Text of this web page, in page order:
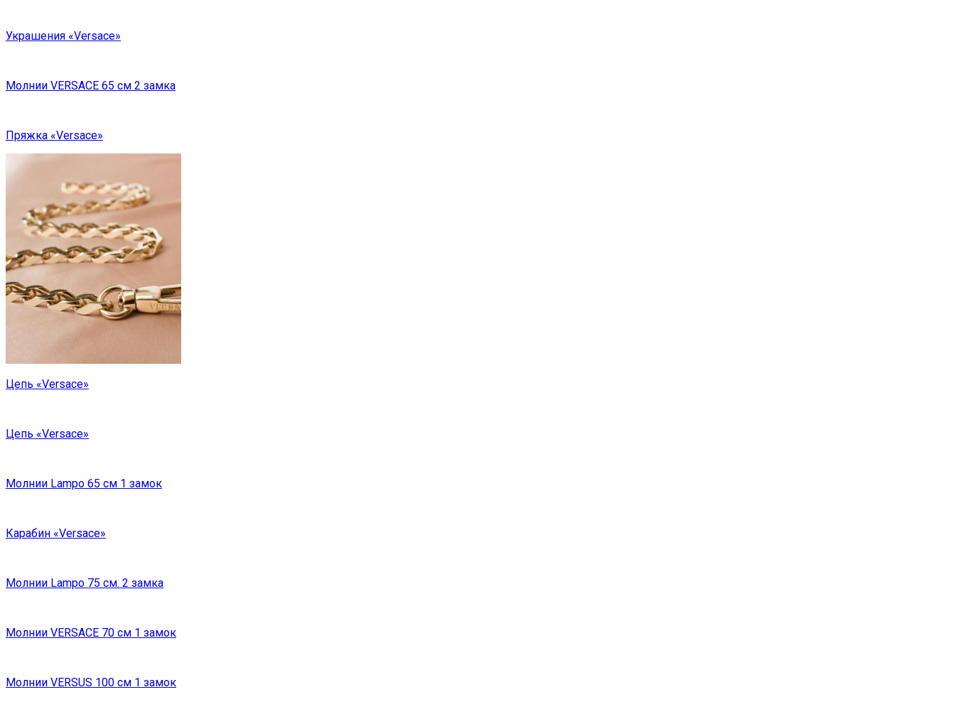
Украшения «Versace»
Молнии VERSACE 65 см 2 замка
Пряжка «Versace»
Цепь «Versace»
Цепь «Versace»
Молнии Lampo 65 см 1 замок
Карабин «Versace»
Молнии Lampo 75 см. 2 замка
Молнии VERSACE 70 см 1 замок
Молнии VERSUS 100 см 1 замок